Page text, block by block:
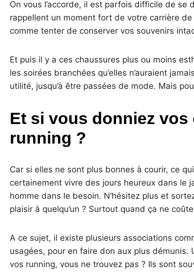
On vous l’accorde, il est parfois difficile de se
rappellent un moment fort de votre carrière
comme tenter de conserver vos souvenirs
Et puis il y a ces chaussures plus ou moins
les soirées branchées qu’elles n’auraient
utilité, jusqu’à être passées de mode. Mais
Et si vous donniez
running ?
Car si elles ne sont plus bonnes à courir, ce
certainement vivre des jours heureux dans le
homme dans le besoin. N’hésitez plus et
plaisir à quelqu’un ? Surtout quand ça ne
A ce sujet, il existe plusieurs associations
usagées, pour en faire don aux plus démunis.
vos running, vous ne trouvez pas ? Ils sont